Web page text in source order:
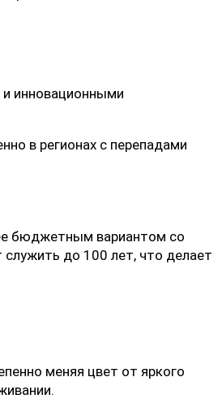
инновационными
в регионах с перепадами
бюджетным вариантом со
до 100 лет, что делает
меняя цвет от яркого